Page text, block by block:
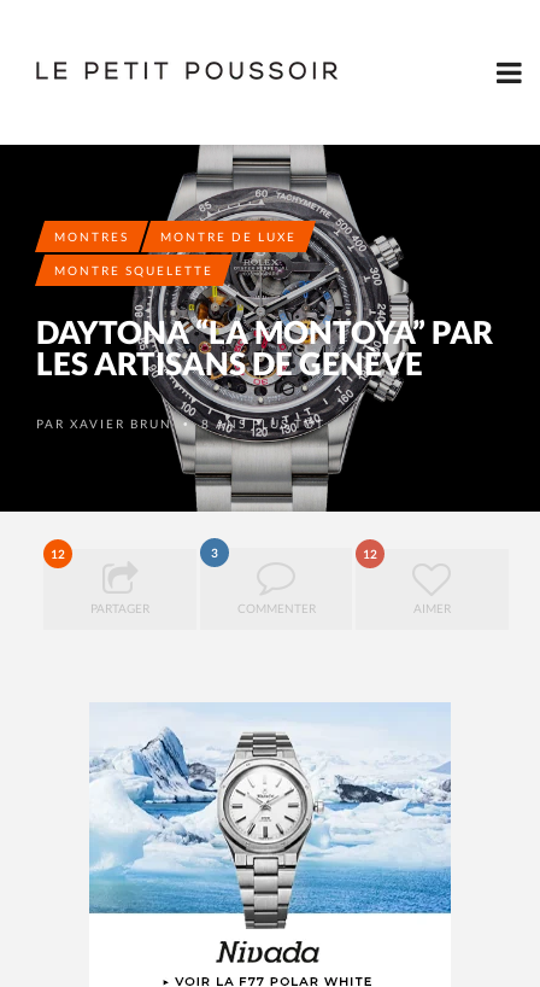
MONTRES MONTRE DE LUXE
MONTRE SQUELETTE
DAYTONA “LA MONTOYA” PAR
LES ARTISANS DE GENÈVE
PAR XAVIER BRUN •8 ANS PLUS TÔT
12
PARTAGER
3
COMMENTER
12
AIMER